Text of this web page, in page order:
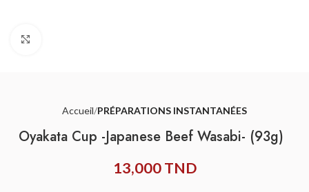
Accueil PRÉPARATIONS INSTANTANÉES
Oyakata Cup -Japanese Beef Wasabi- (93g)
13,000TND